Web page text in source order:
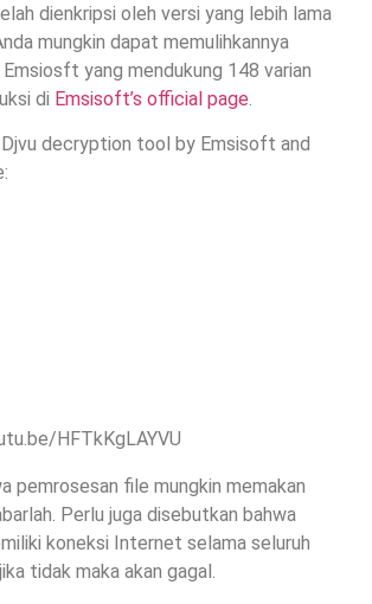
dienkripsi oleh versi yang lebih lama
mungkin dapat memulihkannya
yang mendukung 148 varian
di Emsisoft’s official page.
decryption tool by Emsisoft and
HFTkKgLAYVU
pemrosesan file mungkin memakan
Perlu juga disebutkan bahwa
koneksi Internet selama seluruh
tidak maka akan gagal.